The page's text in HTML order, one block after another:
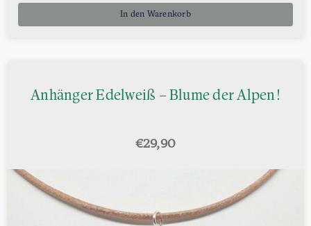
In den Warenkorb
Anhänger Edelweiß – Blume der Alpen!
€29,90